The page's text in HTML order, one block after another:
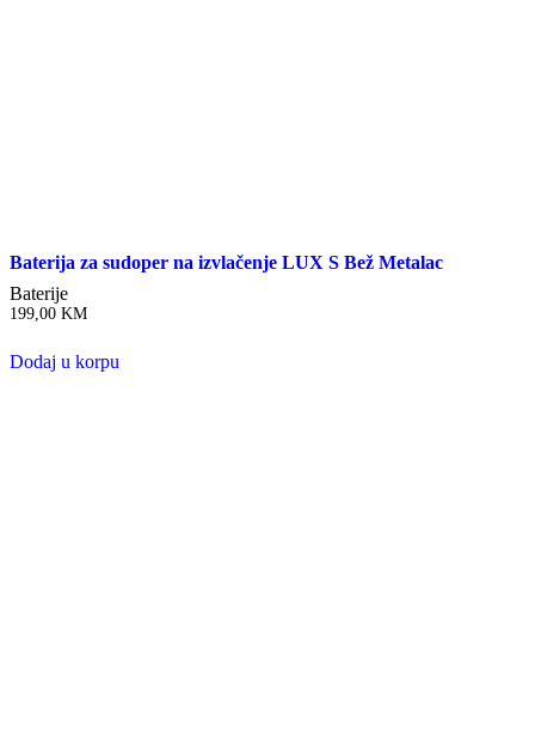
Baterija za sudoper na izvlačenje LUX S Bež Metalac
Baterije
199,00 KM
Dodaj u korpu